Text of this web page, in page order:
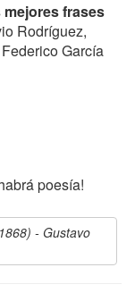
frases
Rodríguez,
García
poesía!
- Gustavo